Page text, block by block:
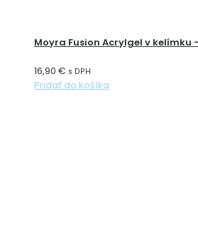
Moyra Fusion Acrylgel v kelímku
16,90 € s DPH
Pridať do košíka